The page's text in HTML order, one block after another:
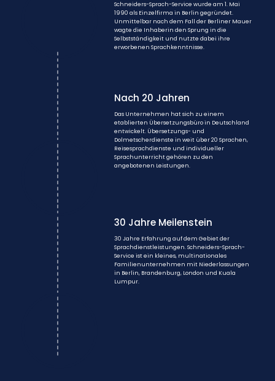
Schneiders-Sprach-Service wurde am 1. Mai
1990 als Einzelfirma in Berlin gegründet.
Unmittelbar nach dem Fall der Berliner Mauer
wagte die Inhaberin den Sprung in die
Selbstständigkeit und nutzte dabei ihre
erworbenen Sprachkenntnisse.
Nach 20 Jahren
Das Unternehmen hat sich zu einem
etablierten Übersetzungsbüro in Deutschland
entwickelt. Übersetzungs- und
Dolmetscherdienste in weit über 20 Sprachen,
Reisesprachdienste und individueller
Sprachunterricht gehören zu den
angebotenen Leistungen.
30 Jahre Meilenstein
30 Jahre Erfahrung auf dem Gebiet der
Sprachdienstleistungen. Schneiders-Sprach-
Service ist ein kleines, multinationales
Familienunternehmen mit Niederlassungen
in Berlin, Brandenburg, London und Kuala
Lumpur.